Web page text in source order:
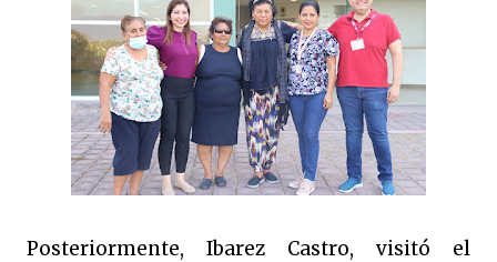
Posteriormente, Ibarez Castro, visitó el